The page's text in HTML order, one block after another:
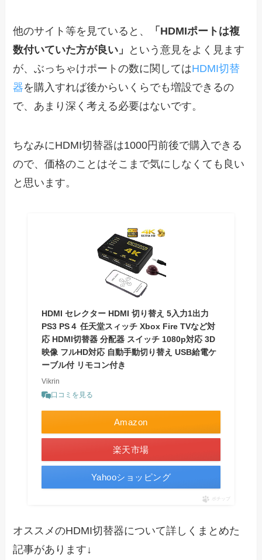
他のサイト等を見ていると、
「HDMIポートは複
数付いていた方が良い」
という意見をよく見ます
が、ぶっちゃけポートの数に関してはHDMI切替
器を購入すれば後からいくらでも増設できるの
で、あまり深く考える必要はないです。
ちなみにHDMI切替器は1000円前後で購入できる
ので、価格のことはそこまで気にしなくても良い
と思います。
HDMI セレクター HDMI 切り替え 5入力1出力
PS3 PS４ 任天堂スィッチ Xbox Fire TVなど対
応 HDMI切替器 分配器 スイッチ 1080p対応 3D
映像 フルHD対応 自動手動切り替え USB給電ケ
ーブル付 リモコン付き
Vikrin
口コミを見る
Amazon
楽天市場
Yahooショッピング
ポチップ
オススメのHDMI切替器について詳しくまとめた
記事があります↓